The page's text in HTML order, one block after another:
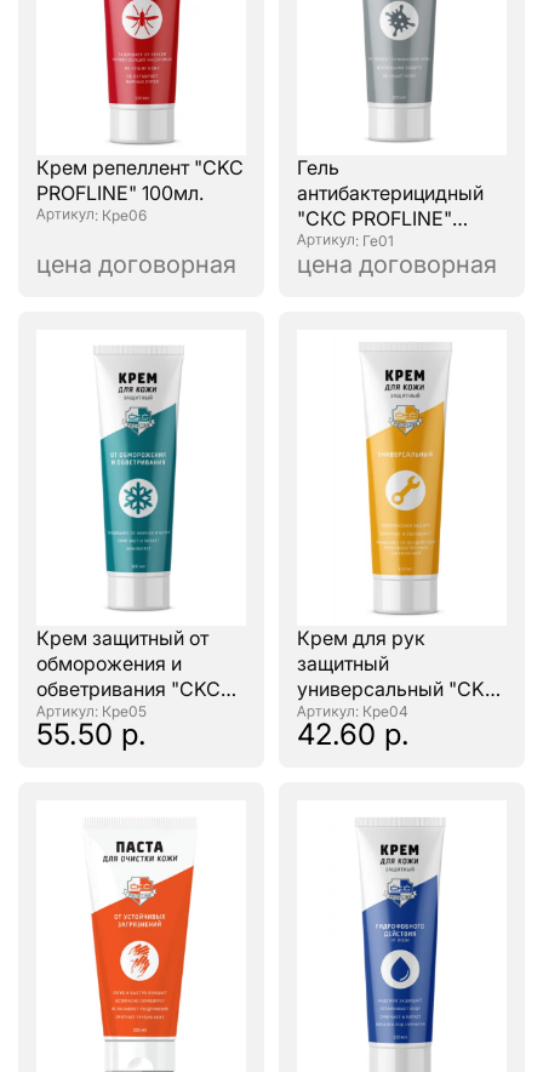
Крем репеллент "CKC
PROFLINE" 100мл.
: Кре06
цена договорная
Гель
антибактерицидный
"СКС PROFLINE"
100мл.: Ге01
цена договорная
Крем защитный от
обморожения и
обветривания "CKC
PROFLINE" 100мл.
: Кре05
55.50 р.
Крем для рук
защитный
универсальный "CKC
PROFLINE" 100мл.
: Кре04
42.60 р.